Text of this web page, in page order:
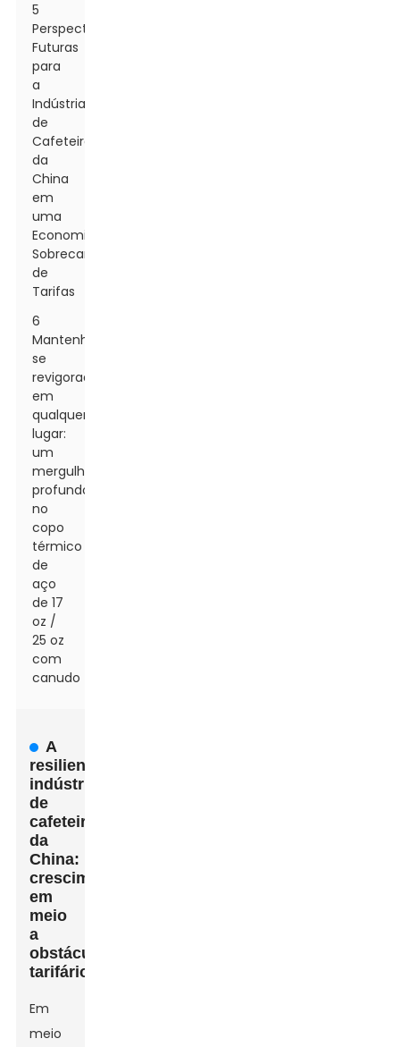
5
Perspectivas
Futuras
para
a
Indústria
de
Cafeteiras
da
China
em
uma
Economia
Sobrecarregada
de
Tarifas
6
Mantenha-
se
revigorado
em
qualquer
lugar:
um
mergulho
profundo
no
copo
térmico
de
aço
de 17
oz /
25 oz
com
canudo
A
resiliente
indústria
de
cafeteiras
da
China:
crescimento
em
meio
a
obstáculos
tarifários
Em
meio